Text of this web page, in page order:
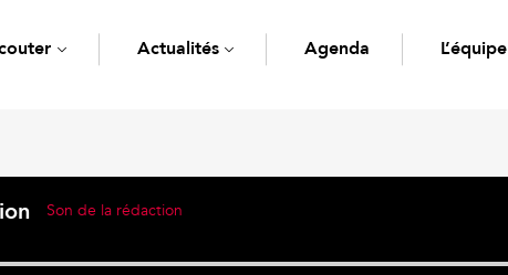
Actualités Agenda L’équipe
Son de la rédaction